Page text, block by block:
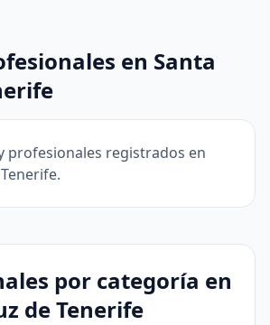
en Santa
profesionales registrados en
por categoría en
de Tenerife